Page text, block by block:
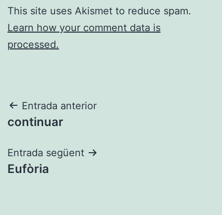
This site uses Akismet to reduce spam.
Learn how your comment data is
processed.
Navegació
d'entrades
Entrada anterior
continuar
Entrada següent
Eufòria